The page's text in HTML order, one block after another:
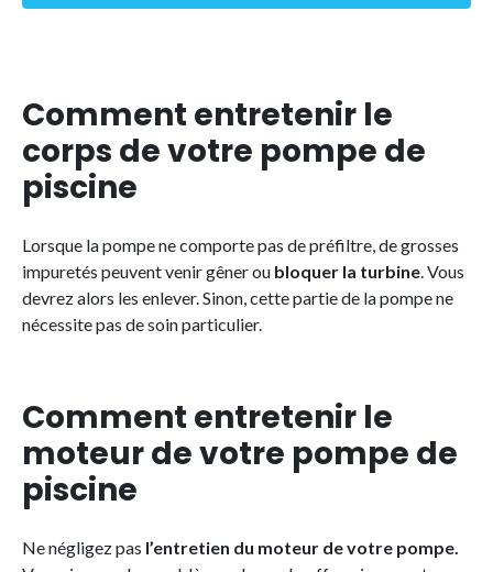
Comment entretenir le
corps de votre pompe de
piscine
Lorsque la pompe ne comporte pas de préfiltre, de grosses
impuretés peuvent venir gêner ou bloquer la turbine. Vous
devrez alors les enlever. Sinon, cette partie de la pompe ne
nécessite pas de soin particulier.
Comment entretenir le
moteur de votre pompe de
piscine
Ne négligez pas l’entretien du moteur de votre pompe.